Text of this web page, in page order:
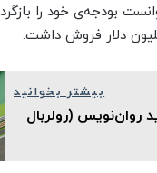
بودجه‌ی خود را
دلار فروش داشت.
بیشتر بخوانید
روان‌نویس (رولربال